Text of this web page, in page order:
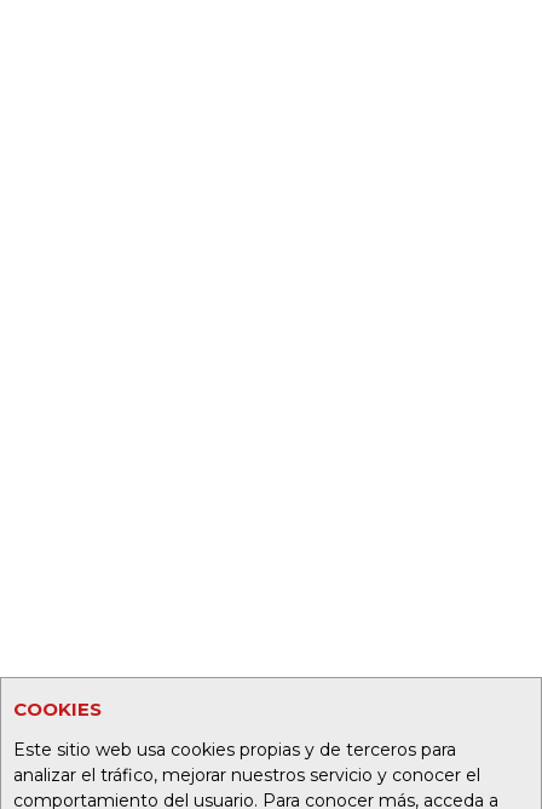
COOKIES
Este sitio web usa cookies propias y de terceros para
analizar el tráfico, mejorar nuestros servicio y conocer el
comportamiento del usuario. Para conocer más, acceda a